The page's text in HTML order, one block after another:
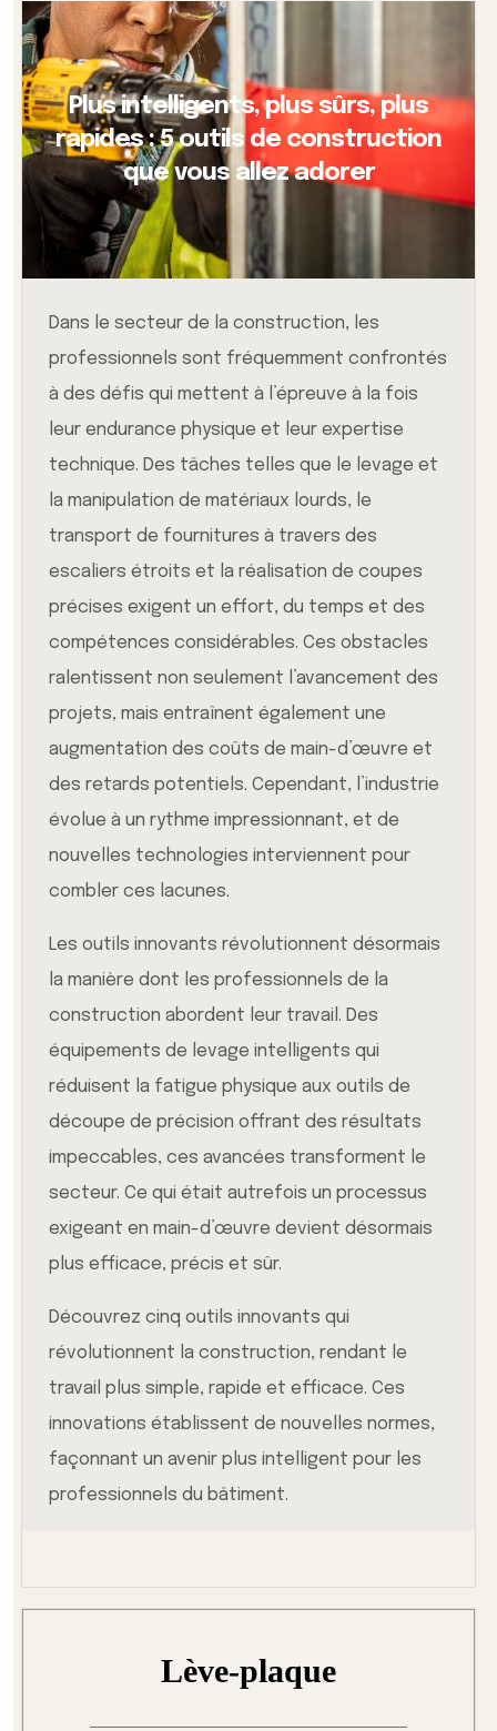
Plus intelligents, plus sûrs, plus
rapides : 5 outils de construction
que vous allez adorer
Dans le secteur de la construction, les
professionnels sont fréquemment confrontés
à des défis qui mettent à l’épreuve à la fois
leur endurance physique et leur expertise
technique. Des tâches telles que le levage et
la manipulation de matériaux lourds, le
transport de fournitures à travers des
escaliers étroits et la réalisation de coupes
précises exigent un effort, du temps et des
compétences considérables. Ces obstacles
ralentissent non seulement l’avancement des
projets, mais entraînent également une
augmentation des coûts de main-d’œuvre et
des retards potentiels. Cependant, l’industrie
évolue à un rythme impressionnant, et de
nouvelles technologies interviennent pour
combler ces lacunes.
Les outils innovants révolutionnent désormais
la manière dont les professionnels de la
construction abordent leur travail. Des
équipements de levage intelligents qui
réduisent la fatigue physique aux outils de
découpe de précision offrant des résultats
impeccables, ces avancées transforment le
secteur. Ce qui était autrefois un processus
exigeant en main-d’œuvre devient désormais
plus efficace, précis et sûr.
Découvrez cinq outils innovants qui
révolutionnent la construction, rendant le
travail plus simple, rapide et efficace. Ces
innovations établissent de nouvelles normes,
façonnant un avenir plus intelligent pour les
professionnels du bâtiment.
Lève-plaque